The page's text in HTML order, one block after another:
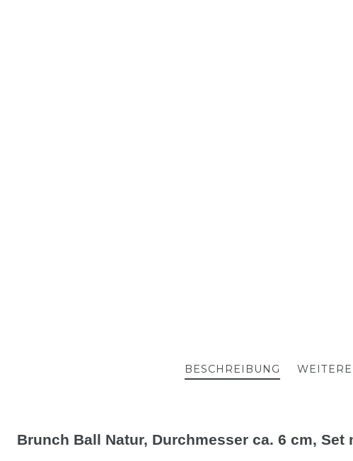
BESCHREIBUNG
Brunch Ball Natur, Durchmesser ca. 6 cm, Set